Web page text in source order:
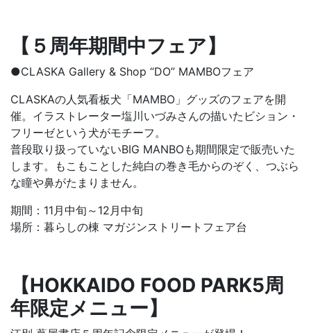
【５周年期間中フェア】
●CLASKA Gallery & Shop “DO” MAMBOフェア
CLASKAの人気看板犬「MAMBO」グッズのフェアを開
催。イラストレーター塩川いづみさんの描いたビション・
フリーゼという犬がモチーフ。
普段取り扱っていないBIG MANBOも期間限定で販売いた
します。もこもことした純白の巻き毛からのぞく、つぶら
な瞳や鼻がたまりません。
期間：11月中旬～12月中旬
場所：暮らしの棟 マガジンストリートフェア台
【HOKKAIDO FOOD PARK5周
年限定メニュー】